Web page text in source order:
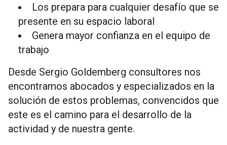
Los prepara para cualquier desafío que se
presente en su espacio laboral
Genera mayor confianza en el equipo de
trabajo
Desde Sergio Goldemberg consultores nos
encontramos abocados y especializados en la
solución de estos problemas, convencidos que
este es el camino para el desarrollo de la
actividad y de nuestra gente.